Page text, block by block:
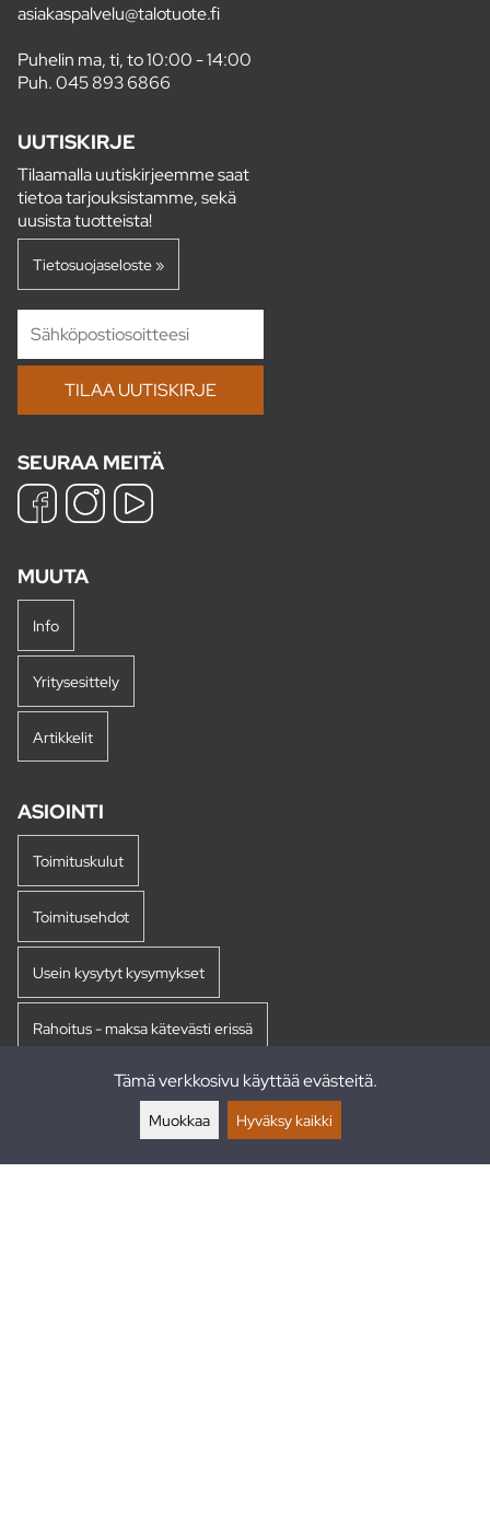
asiakaspalvelu@talotuote.fi
Puhelin ma, ti, to 10:00 - 14:00
Puh.045 893 6866
UUTISKIRJE
Tilaamalla uutiskirjeemme saat
tietoa tarjouksistamme, sekä
uusista tuotteista!
Tietosuojaseloste »
SEURAA MEITÄ
MUUTA
Info
Yritysesittely
Artikkelit
ASIOINTI
Toimituskulut
Toimitusehdot
Usein kysytyt kysymykset
Rahoitus - maksa kätevästi erissä
Tämä verkkosivu käyttää evästeitä.
Muokkaa Hyväksy kaikki